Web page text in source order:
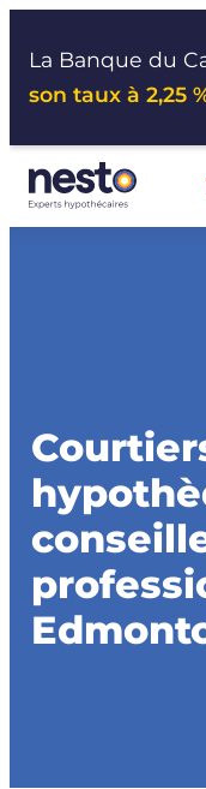
La Banque du
son taux à 2,25